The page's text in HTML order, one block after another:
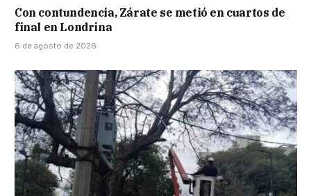
Con contundencia, Zárate se metió en cuartos de
final en Londrina
6 de agosto de 2026